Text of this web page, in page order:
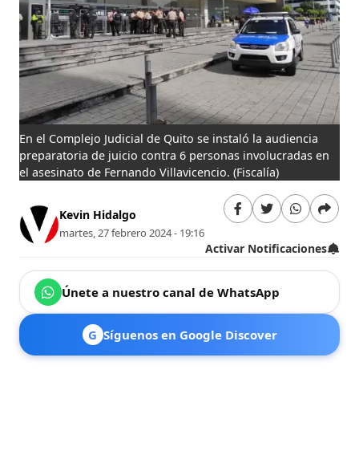
En el Complejo Judicial de Quito se instaló la audiencia
preparatoria de juicio contra 6 personas involucradas en
el asesinato de Fernando Villavicencio. (Fiscalía)
Kevin Hidalgo
martes, 27 febrero 2024 - 19:16
Activar Notificaciones
Únete a nuestro canal de WhatsApp
G Síguenos en Google Discover